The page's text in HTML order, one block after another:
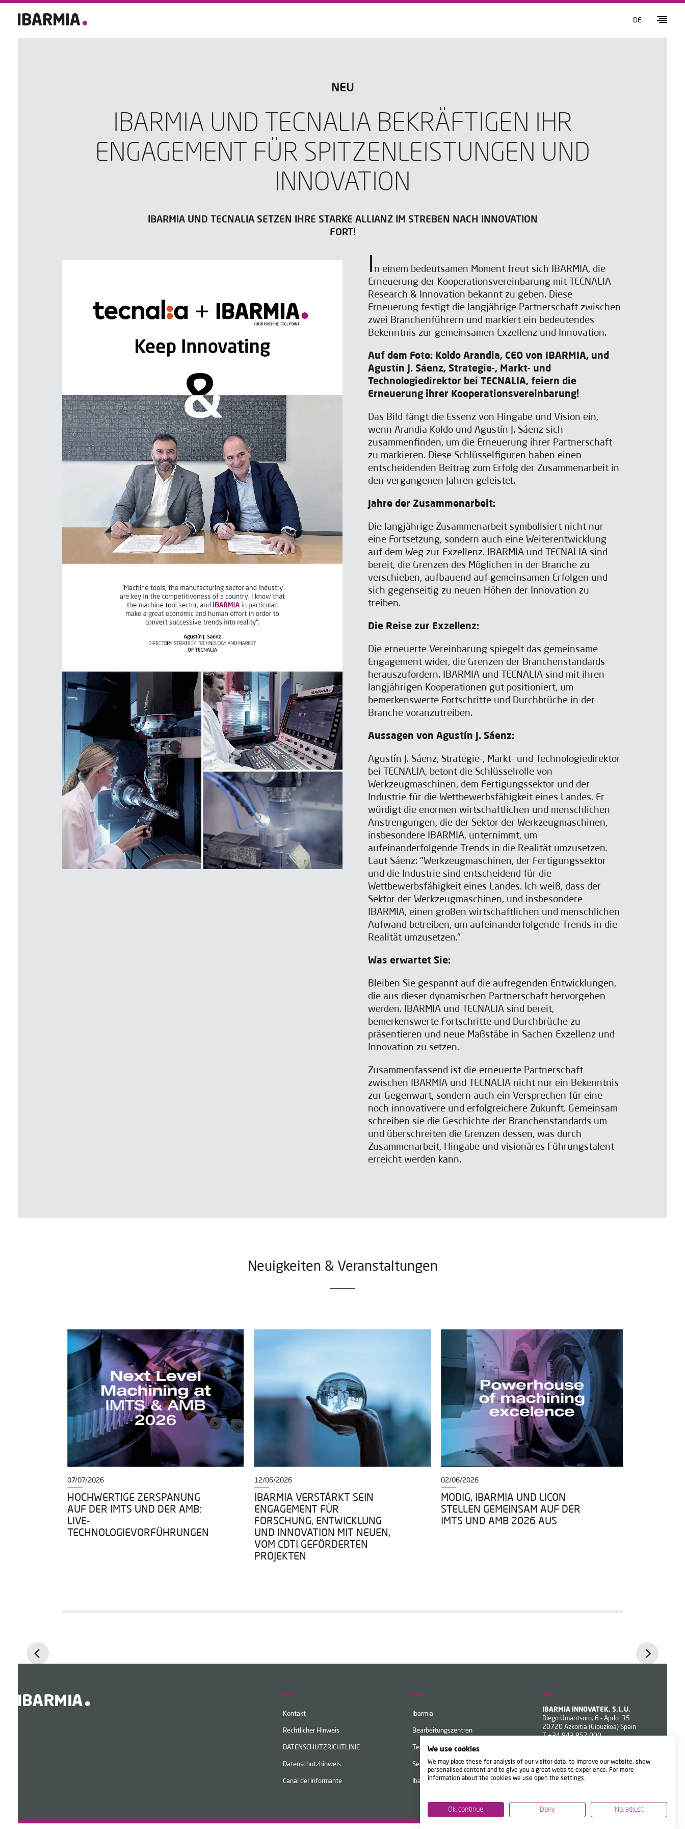
DE
NEU
IBARMIA UND TECNALIA BEKRÄFTIGEN IHR
ENGAGEMENT FÜR SPITZENLEISTUNGEN UND
INNOVATION
IBARMIA UND TECNALIA SETZEN IHRE STARKE ALLIANZ IM STREBEN NACH INNOVATION
FORT!
I n einem bedeutsamen Moment freut sich IBARMIA, die
Erneuerung der Kooperationsvereinbarung mit TECNALIA
Research & Innovation bekannt zu geben. Diese
Erneuerung festigt die langjährige Partnerschaft zwischen
zwei Branchenführern und markiert ein bedeutendes
Bekenntnis zur gemeinsamen Exzellenz und Innovation.
Auf dem Foto: Koldo Arandia, CEO von IBARMIA, und
Agustín J. Sáenz, Strategie-, Markt- und
Technologiedirektor bei TECNALIA, feiern die
Erneuerung ihrer Kooperationsvereinbarung!
Das Bild fängt die Essenz von Hingabe und Vision ein,
wenn Arandia Koldo und Agustín J. Sáenz sich
zusammenfinden, um die Erneuerung ihrer Partnerschaft
zu markieren. Diese Schlüsselfiguren haben einen
entscheidenden Beitrag zum Erfolg der Zusammenarbeit in
den vergangenen Jahren geleistet.
Jahre der Zusammenarbeit:
Die langjährige Zusammenarbeit symbolisiert nicht nur
eine Fortsetzung, sondern auch eine Weiterentwicklung
auf dem Weg zur Exzellenz. IBARMIA und TECNALIA sind
bereit, die Grenzen des Möglichen in der Branche zu
verschieben, aufbauend auf gemeinsamen Erfolgen und
sich gegenseitig zu neuen Höhen der Innovation zu
treiben.
Die Reise zur Exzellenz:
Die erneuerte Vereinbarung spiegelt das gemeinsame
Engagement wider, die Grenzen der Branchenstandards
herauszufordern. IBARMIA und TECNALIA sind mit ihren
langjährigen Kooperationen gut positioniert, um
bemerkenswerte Fortschritte und Durchbrüche in der
Branche voranzutreiben.
Aussagen von Agustín J. Sáenz:
Agustín J. Sáenz, Strategie-, Markt- und Technologiedirektor
bei TECNALIA, betont die Schlüsselrolle von
Werkzeugmaschinen, dem Fertigungssektor und der
Industrie für die Wettbewerbsfähigkeit eines Landes. Er
würdigt die enormen wirtschaftlichen und menschlichen
Anstrengungen, die der Sektor der Werkzeugmaschinen,
insbesondere IBARMIA, unternimmt, um
aufeinanderfolgende Trends in die Realität umzusetzen.
Laut Sáenz: "Werkzeugmaschinen, der Fertigungssektor
und die Industrie sind entscheidend für die
Wettbewerbsfähigkeit eines Landes. Ich weiß, dass der
Sektor der Werkzeugmaschinen, und insbesondere
IBARMIA, einen großen wirtschaftlichen und menschlichen
Aufwand betreiben, um aufeinanderfolgende Trends in die
Realität umzusetzen."
Was erwartet Sie:
Bleiben Sie gespannt auf die aufregenden Entwicklungen,
die aus dieser dynamischen Partnerschaft hervorgehen
werden. IBARMIA und TECNALIA sind bereit,
bemerkenswerte Fortschritte und Durchbrüche zu
präsentieren und neue Maßstäbe in Sachen Exzellenz und
Innovation zu setzen.
Zusammenfassend ist die erneuerte Partnerschaft
zwischen IBARMIA und TECNALIA nicht nur ein Bekenntnis
zur Gegenwart, sondern auch ein Versprechen für eine
noch innovativere und erfolgreichere Zukunft. Gemeinsam
schreiben sie die Geschichte der Branchenstandards um
und überschreiten die Grenzen dessen, was durch
Zusammenarbeit, Hingabe und visionäres Führungstalent
erreicht werden kann.
Neuigkeiten & Veranstaltungen
07/07/2026
HOCHWERTIGE ZERSPANUNG
AUF DER IMTS UND DER AMB:
LIVE-
TECHNOLOGIEVORFÜHRUNGEN
12/06/2026
IBARMIA VERSTÄRKT SEIN
ENGAGEMENT FÜR
FORSCHUNG, ENTWICKLUNG
UND INNOVATION MIT NEUEN,
VOM CDTI GEFÖRDERTEN
PROJEKTEN
02/06/2026
MODIG, IBARMIA UND LICON
STELLEN GEMEINSAM AUF DER
IMTS UND AMB 2026 AUS
Kontakt
Rechtlicher Hinweis
DATENSCHUTZRICHTLINIE
Datenschutzhinweis
Canal del informante
Ibarmia
Bearbeitungszentren
Technologie
Service
Ibarmia Live
IBARMIA INNOVATEK, S.L.U.
Diego Umantsoro, 6 - Apdo. 35
20720 Azkoitia (Gipuzkoa) Spain
T+34 943 857 000
We use cookies
We may place these for analysis of our visitor data, to improve our website, show
personalised content and to give you a great website experience. For more
information about the cookies we use open the settings.
Ok, continue Deny No, adjust